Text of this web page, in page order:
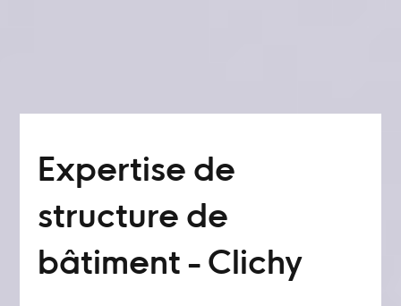
Expertise de
structure de
bâtiment - Clichy